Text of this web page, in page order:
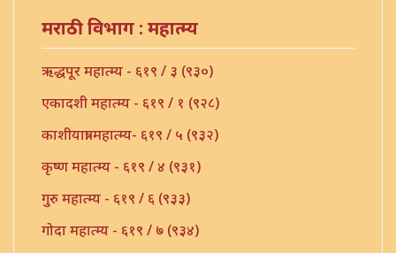
मराठी विभाग : महात्म्य
ऋद्धपूर महात्म्य - ६१९ / ३ (९३०)
एकादशी महात्म्य - ६१९ / १ (९२८)
काशीयात्रा महात्म्य- ६१९ / ५ (९३२)
कृष्ण महात्म्य - ६१९ / ४ (९३१)
गुरु महात्म्य - ६१९ / ६ (९३३)
गोदा महात्म्य - ६१९ / ७ (९३४)